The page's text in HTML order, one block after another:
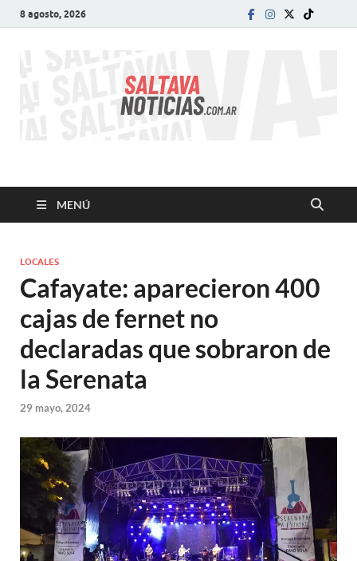
8 agosto, 2026
SALTA VA!
MENÚ
LOCALES
Cafayate: aparecieron 400
cajas de fernet no
declaradas que sobraron de
la Serenata
29 mayo, 2024